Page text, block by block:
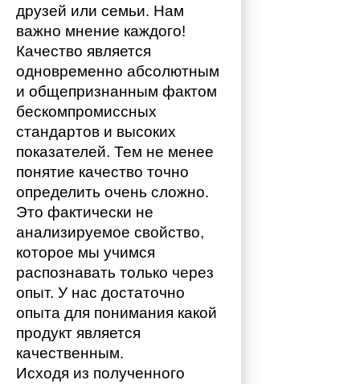
друзей или семьи. Нам
важно мнение каждого!
Качество является
одновременно абсолютным
и общепризнанным фактом
бескомпромиссных
стандартов и высоких
показателей. Тем не менее
понятие качество точно
определить очень сложно.
Это фактически не
анализируемое свойство,
которое мы учимся
распознавать только через
опыт. У нас достаточно
опыта для понимания какой
продукт является
качественным.
Исходя из полученного